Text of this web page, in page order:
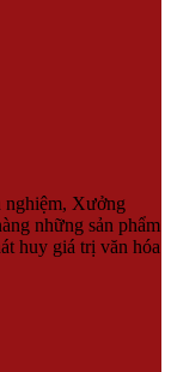
nghiệm, Xưởng
những sản phẩm
huy giá trị văn hóa